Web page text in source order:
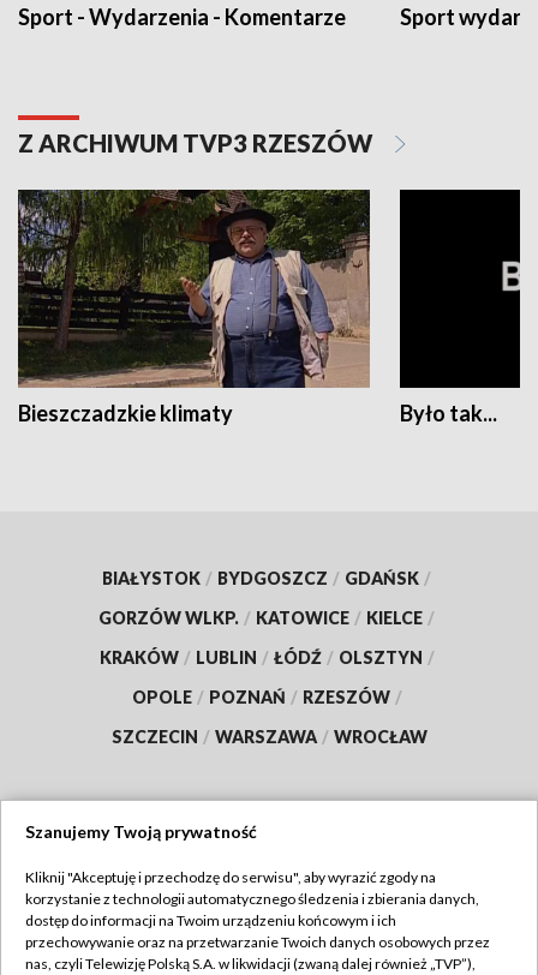
Sport - Wydarzenia - Komentarze Sport
Z ARCHIWUM TVP3 RZESZÓW
Bieszczadzkie klimaty Było tak...
BIAŁYSTOK / BYDGOSZCZ / GDAŃSK /
GORZÓW WLKP. / KATOWICE / KIELCE /
KRAKÓW / LUBLIN / ŁÓDŹ / OLSZTYN /
OPOLE / POZNAŃ / RZESZÓW /
SZCZECIN / WARSZAWA / WROCŁAW
TVP
Abonament TVP
Regulamin TVP
Szanujemy Twoją prywatność
Kliknij "Akceptuję i przechodzę do serwisu", aby wyrazić zgody na
korzystanie z technologii automatycznego śledzenia i zbierania danych,
dostęp do informacji na Twoim urządzeniu końcowym i ich
przechowywanie oraz na przetwarzanie Twoich danych osobowych przez
nas, czyli Telewizję Polską S.A. w likwidacji (zwaną dalej również „TVP”),